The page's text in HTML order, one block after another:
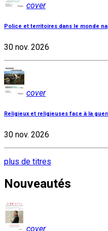
cover
Police et territoires dans le monde
30 nov. 2026
cover
Religieux et religieuses face à la
30 nov. 2026
plus de titres
Nouveautés
cover